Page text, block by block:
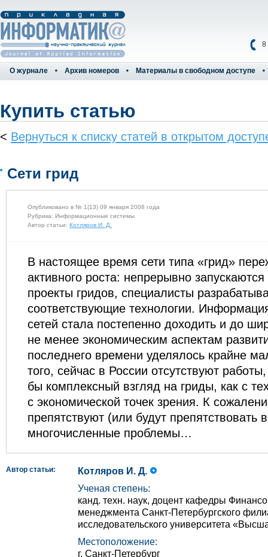
8
О журнале Архив номеров Материалы в свободном доступе
Купить статью
< Вернуться к списку статей в открытом
Сети грид
Опубликовано в № 1(13) 09 января 2008 года
Рубрика: Информационные системы
Автор статьи: Котляров И. Д.
В настоящее время сети типа «грид»
активного роста: непрерывно
проекты гридов, специалисты
соответствующие технологии.
сетей стала постепенно доходить и до
не менее экономическим аспектам
последнего времени уделялось крайне
того, сейчас в России отсутствуют
бы комплексный взгляд на гриды, как с
с экономической точек зрения. К
препятствуют (или будут препятствовать
многочисленные проблемы…
Автор статьи:
Котляров И. Д.
Ученая степень:
канд. техн. наук, доцент кафедры
менеджмента Санкт-Петербургского
исследовательского университета
Местоположение:
г. Санкт-Петербург